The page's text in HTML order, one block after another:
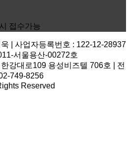
접수가능
| 사업자등록번호 : 122-12-28937
서울용산-00272호
강대로109 용성비즈텔 706호 | 전
749-8256
Reserved